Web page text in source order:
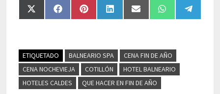
Compartir
en
Compartir
en
Compartir
en
Compartir
en
Compartir
en
Compartir
en en
ETIQUETADO BALNEARIO SPA
CENA FIN DE AÑO
CENA NOCHEVIEJA
COTILLÓN
HOTEL BALNEARIO
HOTELES CALDES
QUE HACER EN FIN DE AÑO